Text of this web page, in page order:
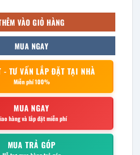
VÀO GIỎ HÀNG
MUA NGAY
- TƯ VẤN LẮP ĐẶT TẠI NHÀ
Miễn phí 100%
MUA NGAY
hàng và lắp đặt miễn phí
MUA TRẢ GÓP